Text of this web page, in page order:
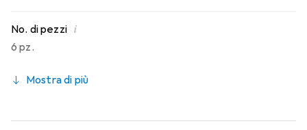
No. di pezzi i
6 pz.
Mostra di più